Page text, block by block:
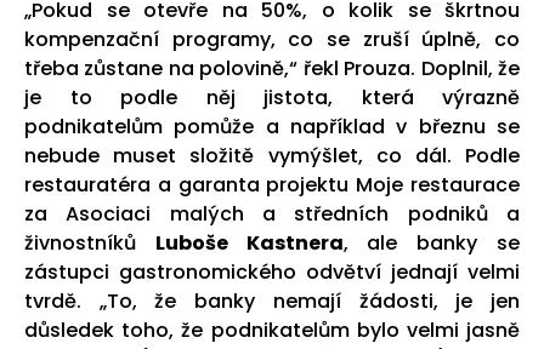
„Pokud se otevře na 50%, o kolik se škrtnou
kompenzační programy, co se zruší úplně, co
třeba zůstane na polovině,“ řekl Prouza. Doplnil, že
je to podle něj jistota, která výrazně
podnikatelům pomůže a například v březnu se
nebude muset složitě vymýšlet, co dál. Podle
restauratéra a garanta projektu Moje restaurace
za Asociaci malých a středních podniků a
živnostníků Luboše Kastnera, ale banky se
zástupci gastronomického odvětví jednají velmi
tvrdě. „To, že banky nemají žádosti, je jen
důsledek toho, že podnikatelům bylo velmi jasně